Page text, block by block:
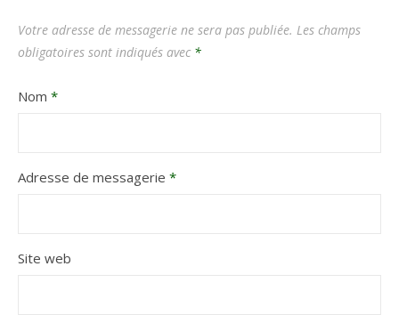
Votre adresse de messagerie ne sera pas publiée. Les champs
obligatoires sont indiqués avec *
Nom *
Adresse de messagerie *
Site web